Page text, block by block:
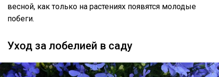
весной, как только на растениях появятся молодые
побеги.
Уход за лобелией в саду